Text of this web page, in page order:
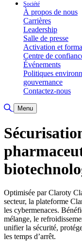
Société
À propos de nous
Carrières
Leadership
Salle de presse
Activation et
Centre de
Événements
Politiques
gouvernance
Contactez-nous
Basculer la recherche
Menu
Optimisée par Claroty
secteur, la plateforme
les cybermenaces.
mélange, le
unifier la sécurité,
les temps d’arrêt.